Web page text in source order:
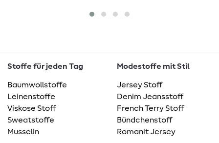
Stoffe für jeden Tag
Baumwollstoffe
Leinenstoffe
Viskose Stoff
Sweatstoffe
Musselin
Modestoffe mit Stil
Jersey Stoff
Denim Jeansstoff
French Terry Stoff
Bündchenstoff
Romanit Jersey